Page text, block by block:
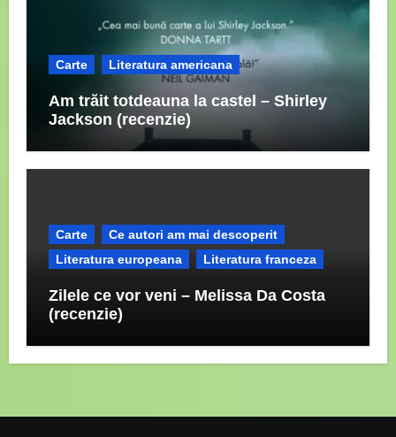
Carte Literatura americana
Am trăit totdeauna la castel – Shirley
Jackson (recenzie)
Carte
Ce autori am mai descoperit
Literatura europeana
Literatura franceza
Zilele ce vor veni – Melissa Da Costa
(recenzie)